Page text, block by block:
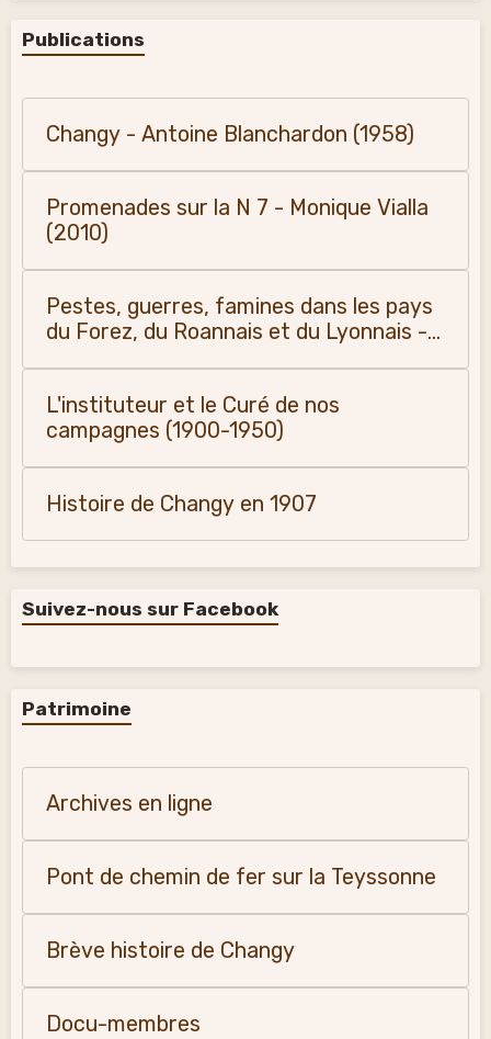
Publications
Changy - Antoine Blanchardon (1958)
Promenades sur la N 7 - Monique Vialla
(2010)
Pestes, guerres, famines dans les pays
du Forez, du Roannais et du Lyonnais -
L'instituteur et le Curé de nos
campagnes (1900-1950)
Histoire de Changy en 1907
Suivez-nous sur Facebook
Patrimoine
Archives en ligne
Pont de chemin de fer sur la Teyssonne
Brève histoire de Changy
Docu-membres